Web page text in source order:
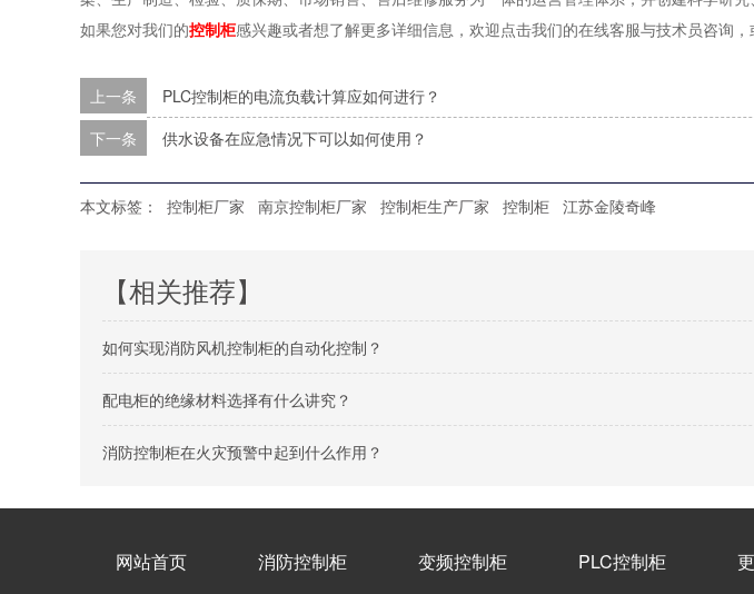
如果您对我们的控制柜感兴趣或者想了解更多详细信息，欢迎点击我们的在线客服与技术员咨询
上一条
PLC控制柜的电流负载计算应如何进行？
下一条 供水设备在应急情况下可以如何使用？
本文标签： 控制柜厂家 南京控制柜厂家 控制柜生产厂家 控制柜 江苏金陵奇峰
【相关推荐】
如何实现消防风机控制柜的自动化控制？
配电柜的绝缘材料选择有什么讲究？
消防控制柜在火灾预警中起到什么作用？
网站首页 消防控制柜 变频控制柜 PLC控制柜